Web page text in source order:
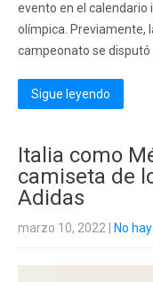
evento en el calendario
olímpica. Previamente,
campeonato se disputó
Sigue leyendo
Italia como
camiseta de
Adidas
marzo 10, 2022 No